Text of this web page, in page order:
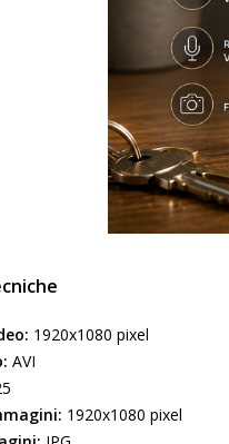
1920x1080 pixel
AVI
1920x1080 pixel